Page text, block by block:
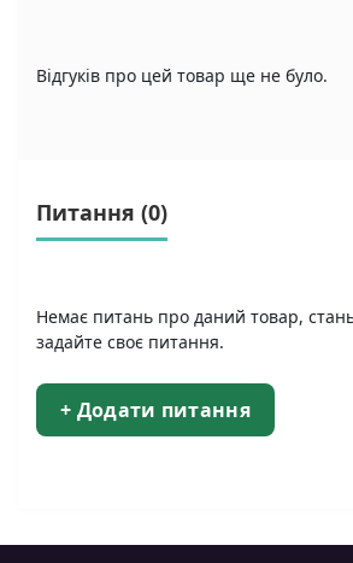
Відгуків про цей товар ще не було.
Питання (0)
Немає питань про даний товар,
задайте своє питання.
+ Додати питання